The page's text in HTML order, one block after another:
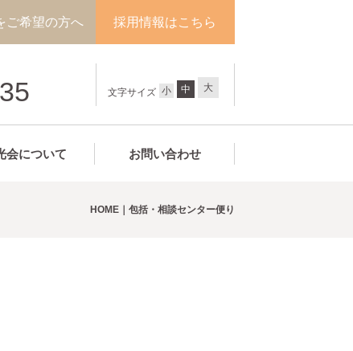
ご希望の方へ 採用情報はこちら
文字サイズ 小 中 大
会について お問い合わせ
HOME 包括・相談センター便り